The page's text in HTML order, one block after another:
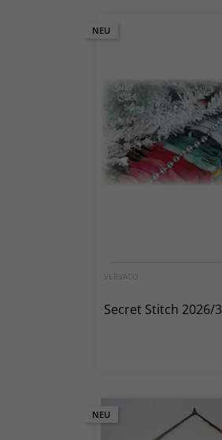
NEU
VERVACO
Secret Stitch 2026/3
NEU